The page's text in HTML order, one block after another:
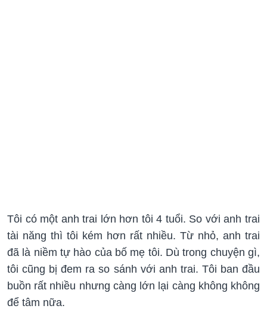
Tôi có một anh trai lớn hơn tôi 4 tuổi. So với anh trai
tài năng thì tôi kém hơn rất nhiều. Từ nhỏ, anh trai
đã là niềm tự hào của bố mẹ tôi. Dù trong chuyện gì,
tôi cũng bị đem ra so sánh với anh trai. Tôi ban đầu
buồn rất nhiều nhưng càng lớn lại càng không không
để tâm nữa.